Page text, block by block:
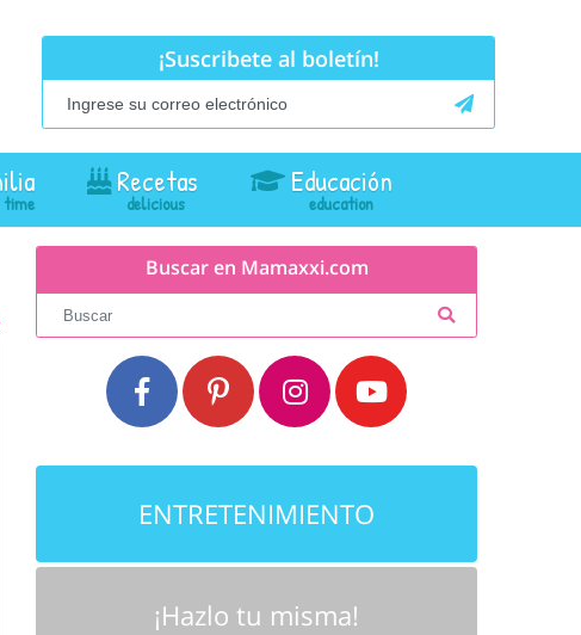
¡Suscribete al boletín!
Recetas Educación
Buscar en Mamaxxi.com
ENTRETENIMIENTO
¡Hazlo tu misma!